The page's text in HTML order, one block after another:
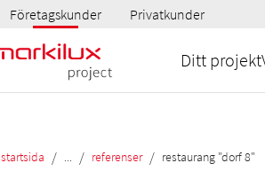
Företagskunder Privatkunder
Ditt projekt
startsida / / referenser / restaurang "dorf 8"